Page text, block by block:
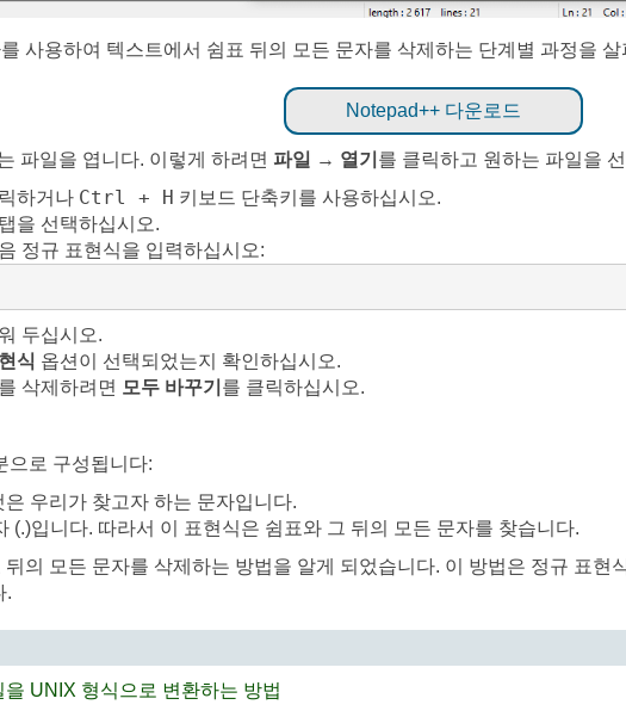
사용하여 텍스트에서 쉼표 뒤의 모든 문자를 삭제하는 단계별 과정을
Notepad++ 다운로드
파일을 엽니다. 이렇게 하려면 파일 → 열기 를 클릭하고 원하는 파일을
하거나 Ctrl + H 키보드 단축키를 사용하십시오.
탭을 선택하십시오.
정규 표현식을 입력하십시오:
두십시오.
식 옵션이 선택되었는지 확인하십시오.
삭제하려면 모두 바꾸기 를 클릭하십시오.
으로 구성됩니다:
우리가 찾고자 하는 문자입니다.
(.)입니다. 따라서 이 표현식은 쉼표와 그 뒤의 모든 문자를 찾습니다.
의 모든 문자를 삭제하는 방법을 알게 되었습니다. 이 방법은 정규 표현
.
UNIX 형식으로 변환하는 방법